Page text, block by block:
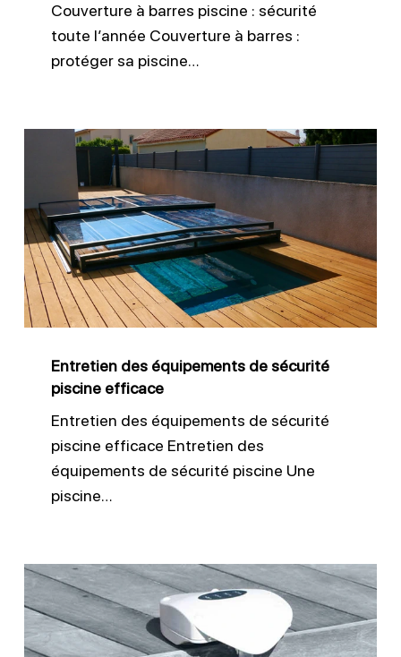
Couverture à barres piscine : sécurité
toute l’année Couverture à barres :
protéger sa piscine…
Entretien
équipements
de
sécurité
piscine
efficace
Entretien des équipements de sécurité
piscine efficace
Entretien des équipements de sécurité
piscine efficace Entretien des
équipements de sécurité piscine Une
piscine…
Alarme
immergée
piscine